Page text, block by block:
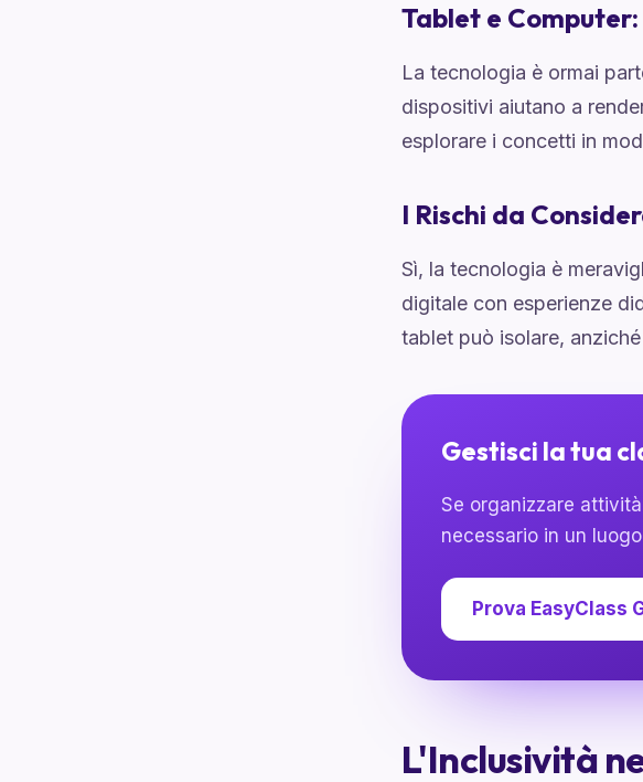
Tablet e
La tecnologia è ormai
dispositivi aiutano a
esplorare i concetti in
I Rischi da
Sì, la tecnologia è
digitale con esperienze
tablet può isolare,
Gestisci la tua
Se organizzare
necessario in un
Prova EasyClass
L'Inclusività